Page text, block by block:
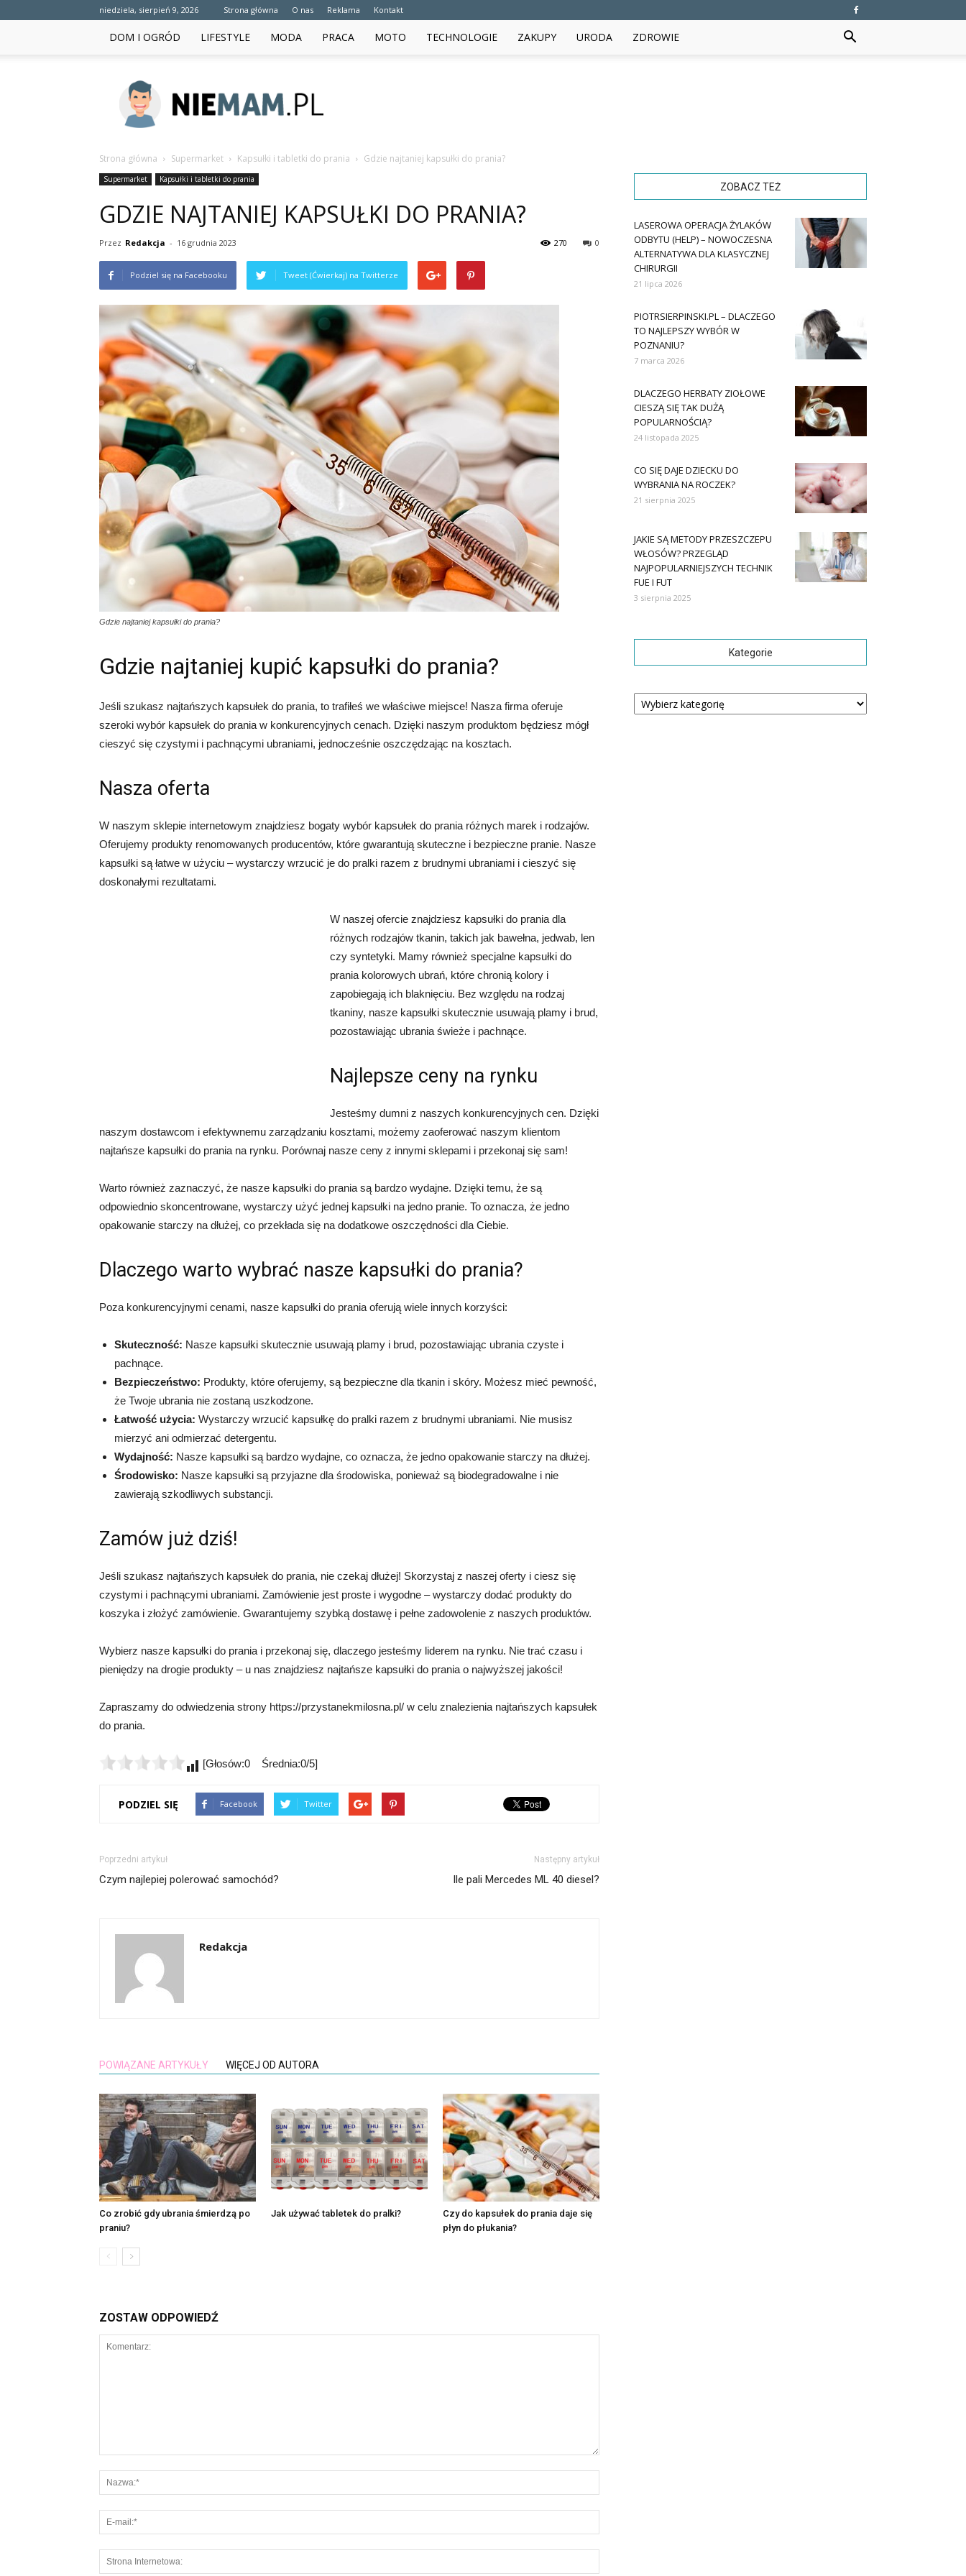
niedziela, sierpień 9, 2026 Strona główna O nas Reklama Kontakt
DOM I OGRÓD LIFESTYLE MODA PRACA MOTO TECHNOLOGIE ZAKUPY URODA ZDROWIE
niemam.pl
Strona główna Supermarket Kapsułki i tabletki do prania Gdzie najtaniej kapsułki do prania?
Supermarket Kapsułki i tabletki do prania
GDZIE NAJTANIEJ KAPSUŁKI DO PRANIA?
Przez Redakcja - 16 grudnia 2023 0
270
Podziel się na Facebooku Tweet (Ćwierkaj) na Twitterze
Gdzie najtaniej kapsułki do prania?
Gdzie najtaniej kupić kapsułki do prania?
Jeśli szukasz najtańszych kapsułek do prania, to trafiłeś we właściwe miejsce! Nasza firma oferuje
szeroki wybór kapsułek do prania w konkurencyjnych cenach. Dzięki naszym produktom będziesz mógł
cieszyć się czystymi i pachnącymi ubraniami, jednocześnie oszczędzając na kosztach.
Nasza oferta
W naszym sklepie internetowym znajdziesz bogaty wybór kapsułek do prania różnych marek i rodzajów.
Oferujemy produkty renomowanych producentów, które gwarantują skuteczne i bezpieczne pranie. Nasze
kapsułki są łatwe w użyciu – wystarczy wrzucić je do pralki razem z brudnymi ubraniami i cieszyć się
doskonałymi rezultatami.
W naszej ofercie znajdziesz kapsułki do prania dla
różnych rodzajów tkanin, takich jak bawełna, jedwab, len
czy syntetyki. Mamy również specjalne kapsułki do
prania kolorowych ubrań, które chronią kolory i
zapobiegają ich blaknięciu. Bez względu na rodzaj
tkaniny, nasze kapsułki skutecznie usuwają plamy i brud,
pozostawiając ubrania świeże i pachnące.
Najlepsze ceny na rynku
Jesteśmy dumni z naszych konkurencyjnych cen. Dzięki
naszym dostawcom i efektywnemu zarządzaniu kosztami, możemy zaoferować naszym klientom
najtańsze kapsułki do prania na rynku. Porównaj nasze ceny z innymi sklepami i przekonaj się sam!
Warto również zaznaczyć, że nasze kapsułki do prania są bardzo wydajne. Dzięki temu, że są
odpowiednio skoncentrowane, wystarczy użyć jednej kapsułki na jedno pranie. To oznacza, że jedno
opakowanie starczy na dłużej, co przekłada się na dodatkowe oszczędności dla Ciebie.
Dlaczego warto wybrać nasze kapsułki do prania?
Poza konkurencyjnymi cenami, nasze kapsułki do prania oferują wiele innych korzyści:
Skuteczność: Nasze kapsułki skutecznie usuwają plamy i brud, pozostawiając ubrania czyste i
pachnące.
Bezpieczeństwo: Produkty, które oferujemy, są bezpieczne dla tkanin i skóry. Możesz mieć pewność,
że Twoje ubrania nie zostaną uszkodzone.
Łatwość użycia: Wystarczy wrzucić kapsułkę do pralki razem z brudnymi ubraniami. Nie musisz
mierzyć ani odmierzać detergentu.
Wydajność: Nasze kapsułki są bardzo wydajne, co oznacza, że jedno opakowanie starczy na dłużej.
Środowisko: Nasze kapsułki są przyjazne dla środowiska, ponieważ są biodegradowalne i nie
zawierają szkodliwych substancji.
Zamów już dziś!
Jeśli szukasz najtańszych kapsułek do prania, nie czekaj dłużej! Skorzystaj z naszej oferty i ciesz się
czystymi i pachnącymi ubraniami. Zamówienie jest proste i wygodne – wystarczy dodać produkty do
koszyka i złożyć zamówienie. Gwarantujemy szybką dostawę i pełne zadowolenie z naszych produktów.
Wybierz nasze kapsułki do prania i przekonaj się, dlaczego jesteśmy liderem na rynku. Nie trać czasu i
pieniędzy na drogie produkty – u nas znajdziesz najtańsze kapsułki do prania o najwyższej jakości!
Zapraszamy do odwiedzenia strony https://przystanekmilosna.pl/ w celu znalezienia najtańszych kapsułek
do prania.
[Głosów:0 Średnia:0/5]
PODZIEL SIĘ Facebook Twitter
Poprzedni artykuł
Czym najlepiej polerować samochód?
Następny artykuł
Ile pali Mercedes ML 40 diesel?
Redakcja
POWIĄZANE ARTYKUŁY WIĘCEJ OD AUTORA
Co zrobić gdy ubrania śmierdzą po
praniu?
Jak używać tabletek do pralki?
Czy do kapsułek do prania daje się
płyn do płukania?
ZOSTAW ODPOWIEDŹ
ZOBACZ TEŻ
LASEROWA OPERACJA ŻYLAKÓW
ODBYTU (HELP) – NOWOCZESNA
ALTERNATYWA DLA KLASYCZNEJ
CHIRURGII
21 lipca 2026
PIOTRSIERPINSKI.PL – DLACZEGO
TO NAJLEPSZY WYBÓR W
POZNANIU?
7 marca 2026
DLACZEGO HERBATY ZIOŁOWE
CIESZĄ SIĘ TAK DUŻĄ
POPULARNOŚCIĄ?
24 listopada 2025
CO SIĘ DAJE DZIECKU DO
WYBRANIA NA ROCZEK?
21 sierpnia 2025
JAKIE SĄ METODY PRZESZCZEPU
WŁOSÓW? PRZEGLĄD
NAJPOPULARNIEJSZYCH TECHNIK
FUE I FUT
3 sierpnia 2025
Kategorie
Kategorie